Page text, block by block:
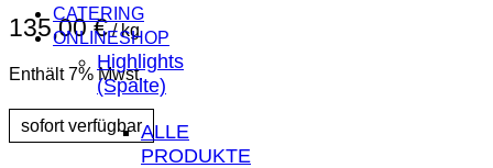
CATERING
ONLINESHOP
Highlights
(Spalte)
ALLE
PRODUKTE
135,00€/ kg
Enthält 7% Mwst.